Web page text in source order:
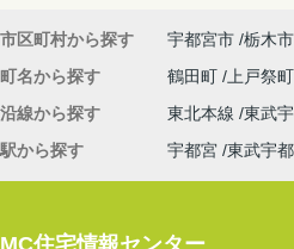
市区町村から探す 宇都宮市 栃木市
町名から探す
鶴田町 上戸祭町
沿線から探す
東北本線 東武
駅から探す
宇都宮 東武宇
MC住宅情報センター